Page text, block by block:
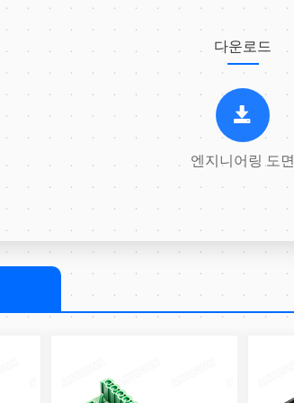
다운로드
엔지니어링 도면